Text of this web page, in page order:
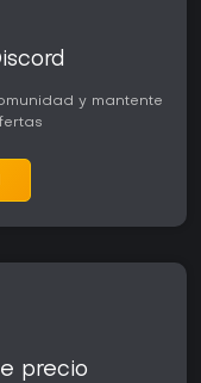
y mantente
precio